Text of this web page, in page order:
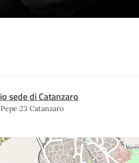
sede di Catanzaro
23 Catanzaro